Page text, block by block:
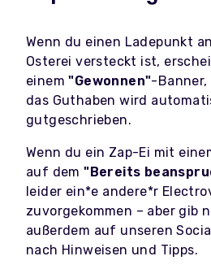
Wenn du einen Ladepunkt
Osterei versteckt ist,
einem"Gewonnen"-
das Guthaben wird
gutgeschrieben.
Wenn du ein Zap-Ei mit
auf dem"Bereits
leider ein*e andere*r
zuvorgekommen – aber gib
außerdem auf unseren
nach Hinweisen und Tipps.